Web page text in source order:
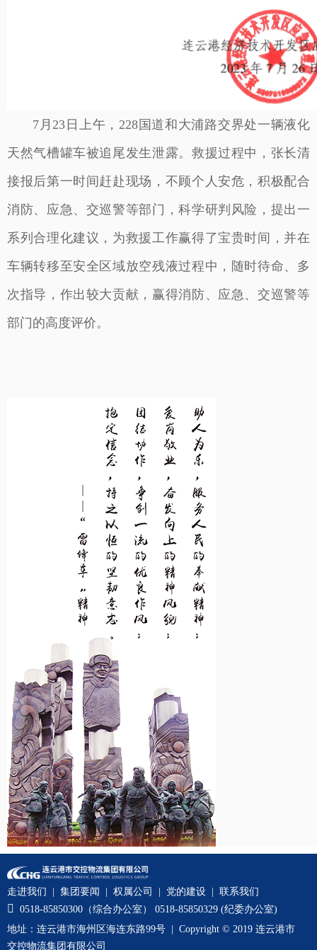
7月23日上午，228国道和大浦路交界处一辆液化
天然气槽罐车被追尾发生泄露。救援过程中，张长清
接报后第一时间赶赴现场，不顾个人安危，积极配合
消防、应急、交巡警等部门，科学研判风险，提出一
系列合理化建议，为救援工作赢得了宝贵时间，并在
车辆转移至安全区域放空残液过程中，随时待命、多
次指导，作出较大贡献，赢得消防、应急、交巡警等
部门的高度评价。
走进我们 集团要闻 权属公司 党的建设 联系我们

0518-85850300（综合办公室） 0518-85850329 (纪委办公室)
地址：连云港市海州区海连东路99号 | Copyright © 2019 连云港市
交控物流集团有限公司